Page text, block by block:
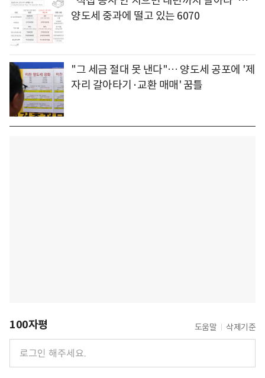
양도세 중과에 떨고 있는 6070
"그 세금 절대 못 낸다"… 양도세 공포에 '제
자리 갈아타기·교환 매매' 꿈틀
100자평 도움말 삭제기준